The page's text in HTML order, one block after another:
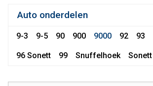
Auto onderdelen
9-3 9-5 90 900 9000 92 93
96 Sonett 99 Snuffelhoek Sonett